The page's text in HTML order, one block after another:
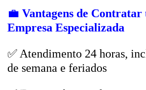
💼 Vantagens de Contratar
Empresa Especializada
✅ Atendimento 24 horas,
de semana e feriados